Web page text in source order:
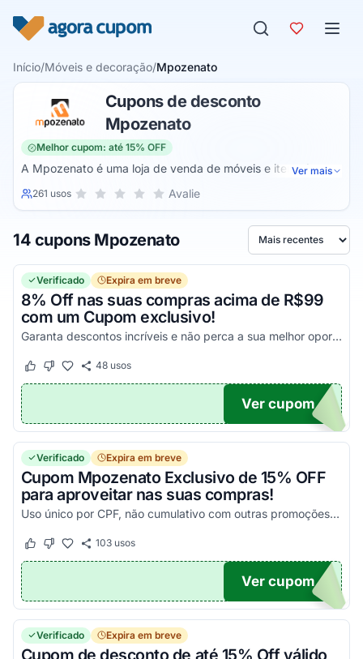
Início/Móveis e decoração/Mpozenato
Cupons de desconto
Mpozenato
Melhor cupom: até 15% OFF
A Mpozenato é uma loja de venda de móveis e itens de
decoração para casas. A empresa foca especificamente
fabricados pela própria empresa.
Ver mais
261 usosSua nota para Mpozenato, de 1 a 5 estrelas
5 estrelas
4 estrelas
3 estrelas
2 estrelas
1 estrela Avalie
14 cupons Mpozenato Ordenar por
Verificado Expira em breve
8% Off nas suas compras acima de R$99
com um Cupom exclusivo!
Garanta descontos incríveis e não perca a sua melhor oportunidade para economizar em todas as suas compras!
Este cupom funcionou
Este cupom não funcionou
48usos
UPOM
Ver cupom
Verificado Expira em breve
Cupom Mpozenato Exclusivo de 15% OFF
para aproveitar nas suas compras!
Uso único por CPF, não cumulativo com outras promoções. Aproveite nas suas compras acima de R$199,00!
Este cupom funcionou
Este cupom não funcionou
103usos
M-15
Ver cupom
Verificado Expira em breve